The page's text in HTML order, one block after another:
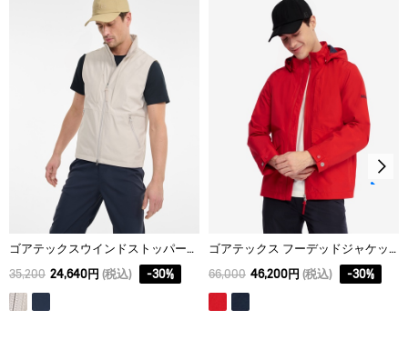
47
XL 49
ゴアテックスウインドストッパー® スリーブレスジャケット
35,200 24,640円 (税込) -30%
ゴアテックス フーデッドジャケット
66,000 46,200円 (税込) -30%